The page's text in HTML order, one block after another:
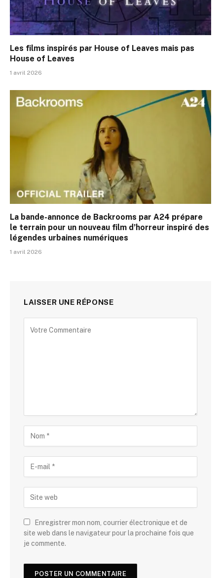
Les films inspirés par House of Leaves mais pas
House of Leaves
1 avril 2026
La bande-annonce de Backrooms par A24 prépare
le terrain pour un nouveau film d’horreur inspiré des
légendes urbaines numériques
1 avril 2026
LAISSER UNE RÉPONSE
Enregistrer mon nom, courrier électronique et de
site web dans le navigateur pour la prochaine fois que
je commente.